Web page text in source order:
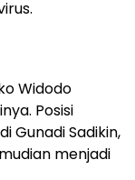
Widodo
Posisi
Gunadi Sadikin,
menjadi